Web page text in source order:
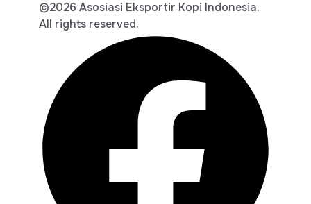
©2026 Asosiasi Eksportir Kopi Indonesia.
All rights reserved.